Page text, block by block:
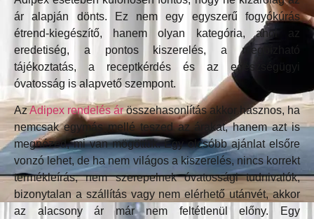
ár alapján dönts. Ez nem egy egyszerű fogyókúrás
étrend-kiegészítő, hanem olyan kategória, ahol az
eredetiség, a pontos kiszerelés, a megbízható
tájékoztatás, a receptkérdés és az egészségügyi
óvatosság is alapvető szempont.
AzAdipex rendelés árösszehasonlítás akkor hasznos, ha
nemcsak egymás mellé teszed az árakat, hanem azt is
megnézed, mi van mögöttük. Egy olcsóbb ajánlat elsőre
vonzó lehet, de ha nem világos a kiszerelés, nincs korrekt
termékleírás, nem szerepelnek óvatossági tudnivalók,
bizonytalan a szállítás vagy nem elérhető utánvét, akkor
az alacsony ár már nem feltétlenül előny. Egy